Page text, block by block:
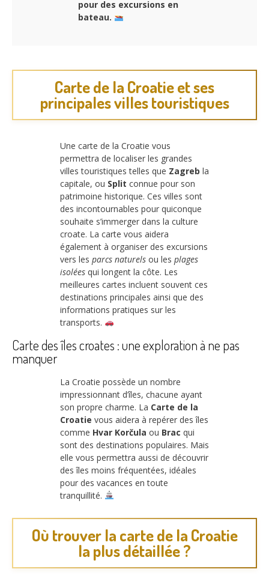
pour des excursions en
bateau.
Carte de la Croatie et ses
principales villes touristiques
Une carte de la Croatie vous
permettra de localiser les grandes
villes touristiques telles que Zagreb la
capitale, ou Split connue pour son
patrimoine historique. Ces villes sont
des incontournables pour quiconque
souhaite s’immerger dans la culture
croate. La carte vous aidera
également à organiser des excursions
vers les parcs naturels ou les plages
isolées qui longent la côte. Les
meilleures cartes incluent souvent ces
destinations principales ainsi que des
informations pratiques sur les
transports.
Carte des îles croates : une exploration à ne pas
manquer
La Croatie possède un nombre
impressionnant d’îles, chacune ayant
son propre charme. La Carte de la
Croatie vous aidera à repérer des îles
comme Hvar Korčula ou Brac qui
sont des destinations populaires. Mais
elle vous permettra aussi de découvrir
des îles moins fréquentées, idéales
pour des vacances en toute
tranquillité.
Où trouver la carte de la Croatie
la plus détaillée ?